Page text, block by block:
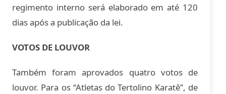
regimento interno será elaborado em até 120
dias após a publicação da lei.
VOTOS DE LOUVOR
Também foram aprovados quatro votos de
louvor. Para os “Atletas do Tertolino Karatê”, de